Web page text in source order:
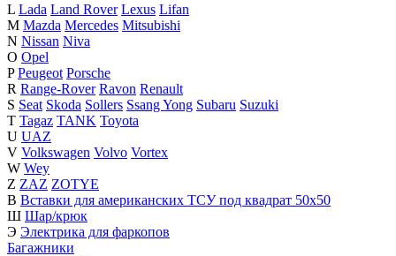
L Lada Land Rover Lexus Lifan
M Mazda Mercedes Mitsubishi
N Nissan Niva
O Opel
P Peugeot Porsche
R Range-Rover Ravon Renault
S Seat Skoda Sollers Ssang Yong Subaru Suzuki
T Tagaz TANK Toyota
U UAZ
V Volkswagen Volvo Vortex
W Wey
Z ZAZ ZOTYE
В Вставки для американских ТСУ под квадрат 50х50
Ш Шар/крюк
Э Электрика для фаркопов
Багажники